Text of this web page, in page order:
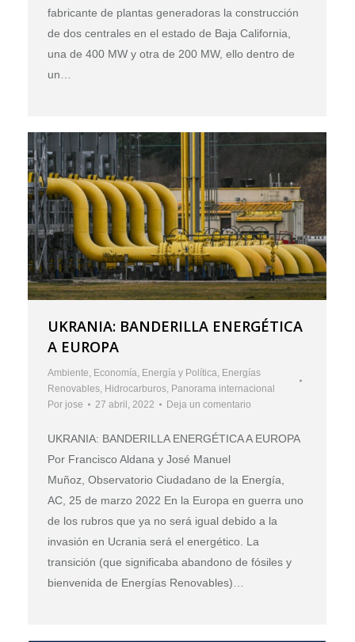
fabricante de plantas generadoras la construcción
de dos centrales en el estado de Baja California,
una de 400 MW y otra de 200 MW, ello dentro de
un…
UKRANIA: BANDERILLA ENERGÉTICA
A EUROPA
Ambiente, Economía, Energía y Política, Energías
Renovables, Hidrocarburos, Panorama internacional
Por jose 27 abril, 2022 Deja un comentario
UKRANIA: BANDERILLA ENERGÉTICA A EUROPA
Por Francisco Aldana y José Manuel
Muñoz, Observatorio Ciudadano de la Energía,
AC, 25 de marzo 2022 En la Europa en guerra uno
de los rubros que ya no será igual debido a la
invasión en Ucrania será el energético. La
transición (que significaba abandono de fósiles y
bienvenida de Energías Renovables)…